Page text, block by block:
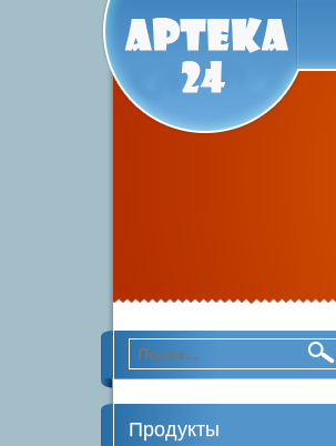
Продукты